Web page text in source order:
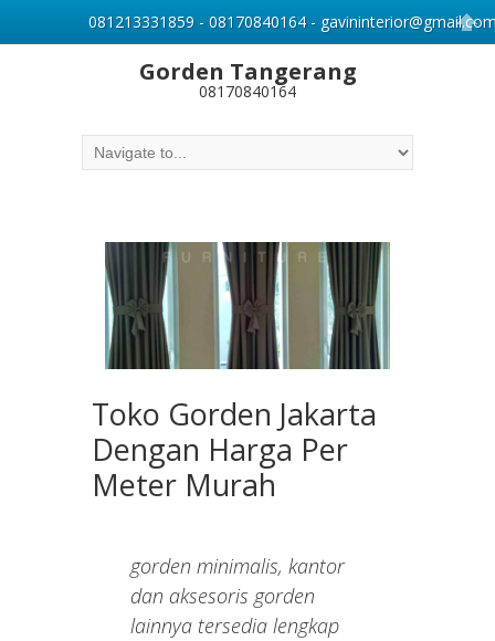
Gorden Tangerang
08170840164
Toko Gorden Jakarta
Dengan Harga Per
Meter Murah
gorden minimalis, kantor
dan aksesoris gorden
lainnya tersedia lengkap
081213331859 - 08170840164 -